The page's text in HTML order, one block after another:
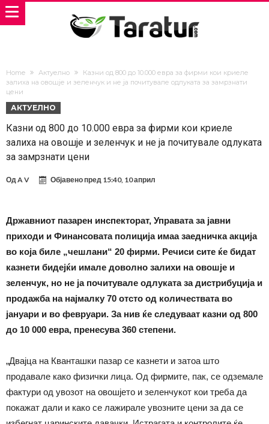
Home Актуелно
Казни од 800 до 10.000 евра за фирми кои криеле
залиха на овошје и зеленчук и не ја почитувале одлуката за замрзнати
цени
АКТУЕЛНО
Казни од 800 до 10.000 евра за фирми кои криеле
залиха на овошје и зеленчук и не ја почитувале одлуката
за замрзнати цени
ОдA V Објавено пред 15:40, 10 април
Државниот пазарен инспекторат, Управата за јавни
приходи и Финансовата полиција имаа заедничка акција
во која биле „чешлани“ 20 фирми. Речиси сите ќе бидат
казнети бидејќи имале доволно залихи на овошје и
зеленчук, но не ја почитувале одлуката за дистрибуција и
продажба на најмалку 70 отсто од количествата во
јануари и во февруари. За нив ќе следуваат казни од 800
до 10 000 евра, пренесува 360 степени.
„Двајца на Кванташки пазар се казнети и затоа што
продавале како физички лица. Од фирмите, пак, се одземале
фактури од увозот на овошјето и зеленчукот кои треба да
покажат дали и како се лажирале увозните цени за да се